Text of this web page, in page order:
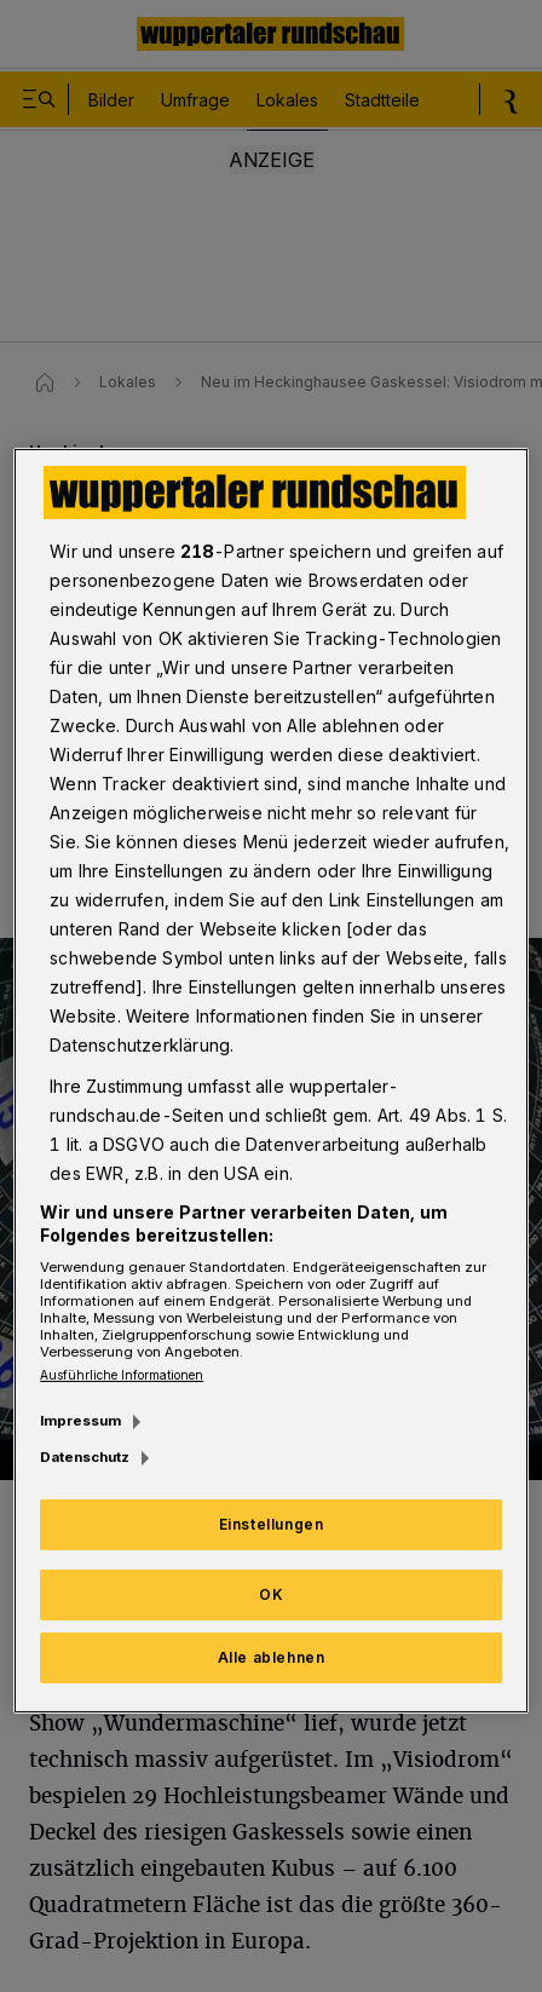
Bilder Umfrage Lokales Stadtteile
Lokales Neu im Heckinghausee Gaskessel: Visiodrom
Heckinghausen
Neu im Gaskessel: Visiodrom
mit Mega-Bildern
Wuppertal· Seine Betreiber nennen es einen „Ort der
Superlative“: Im Heckinghauser Gaskessel ist am
Donnerstag ein neues Show- und
Ausstellungskonzept an den Start gegangen, das die
Präsentation im Inneren des Wahrzeichens auf ein
neues, internationales Niveau heben soll.
03.07.2021 , 19:00 Uhr
Blick in den Gaskessel.
Wo zum Gaskessel-Start 2019 noch die Video-
Show „Wundermaschine“ lief, wurde jetzt
technisch massiv aufgerüstet. Im „Visiodrom“
bespielen 29 Hochleistungsbeamer Wände und
Deckel des riesigen Gaskessels sowie einen
zusätzlich eingebauten Kubus – auf 6.100
Quadratmetern Fläche ist das die größte 360-
Grad-Projektion in Europa.
Wir und unsere 218-Partner speichern und greifen auf
personenbezogene Daten wie Browserdaten oder
eindeutige Kennungen auf Ihrem Gerät zu. Durch
Auswahl von OK aktivieren Sie Tracking-Technologien
für die unter „Wir und unsere Partner verarbeiten
Daten, um Ihnen Dienste bereitzustellen“ aufgeführten
Zwecke. Durch Auswahl von Alle ablehnen oder
Widerruf Ihrer Einwilligung werden diese deaktiviert.
Wenn Tracker deaktiviert sind, sind manche Inhalte und
Anzeigen möglicherweise nicht mehr so relevant für
Sie. Sie können dieses Menü jederzeit wieder aufrufen,
um Ihre Einstellungen zu ändern oder Ihre Einwilligung
zu widerrufen, indem Sie auf den Link Einstellungen am
unteren Rand der Webseite klicken [oder das
schwebende Symbol unten links auf der Webseite, falls
zutreffend]. Ihre Einstellungen gelten innerhalb unseres
Website. Weitere Informationen finden Sie in unserer
Datenschutzerklärung.
Ihre Zustimmung umfasst alle wuppertaler-
rundschau.de-Seiten und schließt gem. Art. 49 Abs. 1 S.
1 lit. a DSGVO auch die Datenverarbeitung außerhalb
des EWR, z.B. in den USA ein.
Wir und unsere Partner verarbeiten Daten, um
Folgendes bereitzustellen:
Verwendung genauer Standortdaten. Endgeräteeigenschaften zur
Identifikation aktiv abfragen. Speichern von oder Zugriff auf
Informationen auf einem Endgerät. Personalisierte Werbung und
Inhalte, Messung von Werbeleistung und der Performance von
Inhalten, Zielgruppenforschung sowie Entwicklung und
Verbesserung von Angeboten.
Ausführliche Informationen
Impressum
Datenschutz
Einstellungen
Alle ablehnen
OK